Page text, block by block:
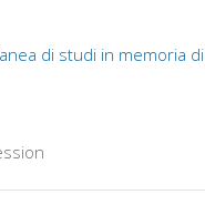
di studi in memoria di